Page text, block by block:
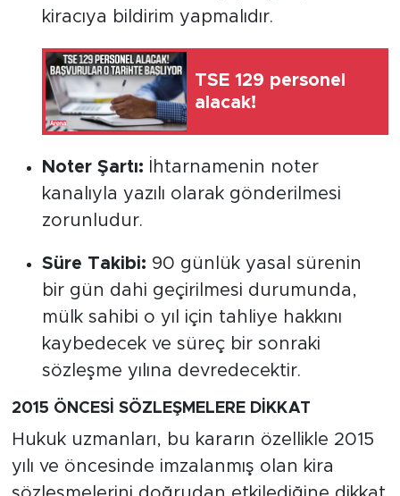
kiracıya bildirim yapmalıdır.
TSE 129 personel
alacak!
Noter Şartı: İhtarnamenin noter
kanalıyla yazılı olarak gönderilmesi
zorunludur.
Süre Takibi: 90 günlük yasal sürenin
bir gün dahi geçirilmesi durumunda,
mülk sahibi o yıl için tahliye hakkını
kaybedecek ve süreç bir sonraki
sözleşme yılına devredecektir.
2015 ÖNCESİ SÖZLEŞMELERE DİKKAT
Hukuk uzmanları, bu kararın özellikle 2015
yılı ve öncesinde imzalanmış olan kira